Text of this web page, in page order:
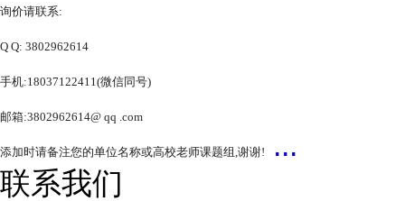
询价请联系:
Q Q: 3802962614
手机:18037122411(微信同号)
邮箱:3802962614@ qq .com
添加时请备注您的单位名称或高校老师课题组,谢谢!
...
联系我们